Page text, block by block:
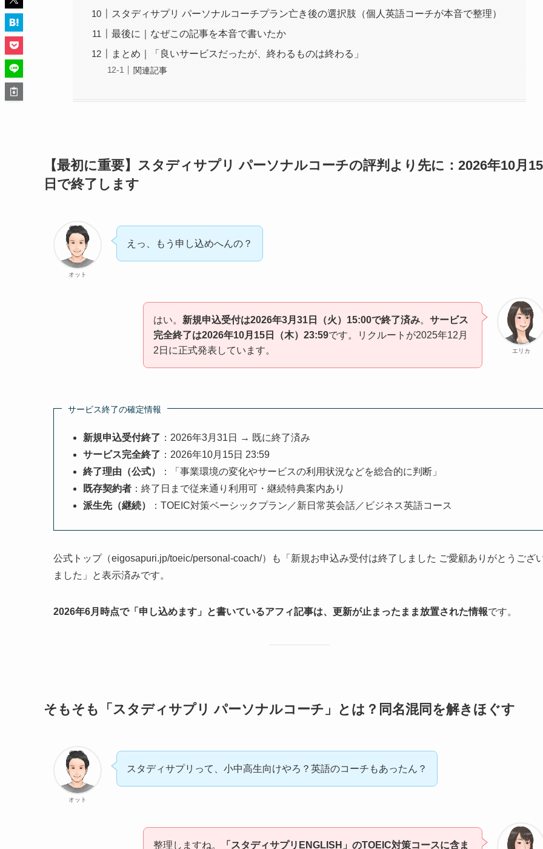
スタディサプリ パーソナルコーチプラン亡き後の選択肢（個人英語コーチが本音で整理）
最後に｜なぜこの記事を本音で書いたか
まとめ｜「良いサービスだったが、終わるものは終わる」
関連記事
【最初に重要】スタディサプリ パーソナルコーチの評判より先に：2026年10月15
日で終了します
オット
えっ、もう申し込めへんの？
エリカ
はい。 新規申込受付は2026年3月31日（火）15:00で終了済み。 サービス
完全終了は2026年10月15日（木）23:59です。リクルートが2025年12月
2日に正式発表しています。
サービス終了の確定情報
新規申込受付終了 ：2026年3月31日 → 既に終了済み
サービス完全終了 ：2026年10月15日 23:59
終了理由（公式）
：「事業環境の変化やサービスの利用状況などを総合的に判断」
既存契約者 ：終了日まで従来通り利用可・継続特典案内あり
派生先（継続）
：TOEIC対策ベーシックプラン／新日常英会話／ビジネス英語コース
公式トップ（eigosapuri.jp/toeic/personal-coach/）も「新規お申込み受付は終了しました ご愛顧ありがとうござ
ました」と表示済みです。
2026年6月時点で「申し込めます」と書いているアフィ記事は、更新が止まったまま放置された情報です。
そもそも「スタディサプリ パーソナルコーチ」とは？同名混同を解きほぐす
オット
スタディサプリって、小中高生向けやろ？英語のコーチもあったん？
整理しますね。 「スタディサプリENGLISH」のTOEIC対策コースに含ま